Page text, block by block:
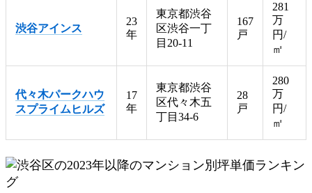
渋谷アインス
23
年
東京都渋谷
区渋谷一丁
目20-11
167
戸
281
万
円/
㎡
代々木パークハウ
スプライムヒルズ
17
年
東京都渋谷
区代々木五
丁目34-6
28
戸
280
万
円/
㎡